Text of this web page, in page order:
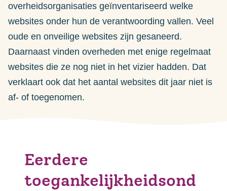
overheidsorganisaties geïnventariseerd welke
websites onder hun de verantwoording vallen. Veel
oude en onveilige websites zijn gesaneerd.
Daarnaast vinden overheden met enige regelmaat
websites die ze nog niet in het vizier hadden. Dat
verklaart ook dat het aantal websites dit jaar niet is
af- of toegenomen.
Eerdere
toegankelijkheidsond